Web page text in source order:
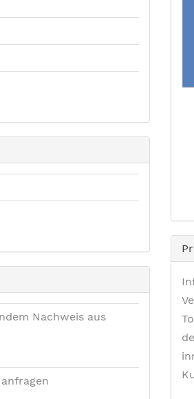
Nachweis aus